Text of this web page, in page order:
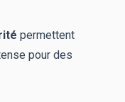
permettent
pour des